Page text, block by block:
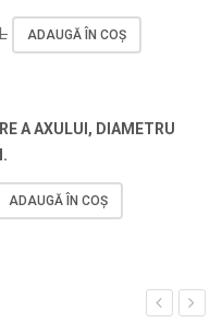
ADAUGĂ ÎN COȘ
A AXULUI, DIAMETRU
ADAUGĂ ÎN COȘ